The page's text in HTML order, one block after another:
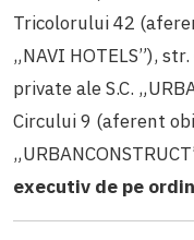
Tricolorului 42
„NAVI HOTELS”),
private ale S.C.
Circului 9 (aferent
executiv de pe